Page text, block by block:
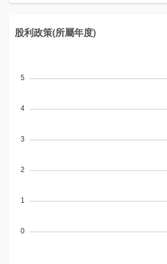
股利政策(所屬年度)